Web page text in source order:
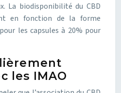
La biodisponibilité du CBD
en fonction de la forme
les capsules à 20% pour
les IMAO